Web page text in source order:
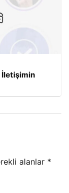
İletişimin
alanlar *